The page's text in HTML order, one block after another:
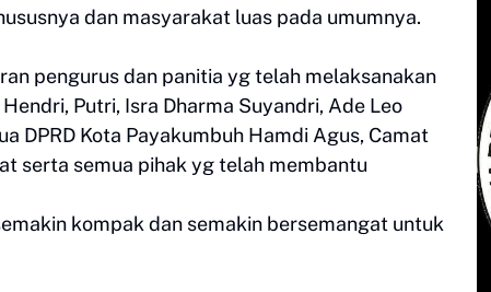
dan masyarakat luas pada umumnya.
pengurus dan panitia yg telah melaksanakan
Putri, Isra Dharma Suyandri, Ade Leo
DPRD Kota Payakumbuh Hamdi Agus, Camat
serta semua pihak yg telah membantu
kompak dan semakin bersemangat untuk